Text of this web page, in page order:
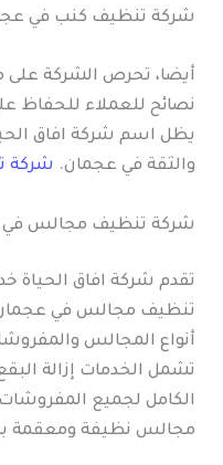
شركة تنظيف كنب في
أيضا، تحرص الشركة على
نصائح للعملاء للحفاظ
يظل اسم شركة افاق
والثقة في عجمان. شركة
شركة تنظيف مجالس في
تقدم شركة افاق
تنظيف مجالس في
أنواع المجالس
تشمل الخدمات إزالة
الكامل لجميع
مجالس نظيفة ومعقمة